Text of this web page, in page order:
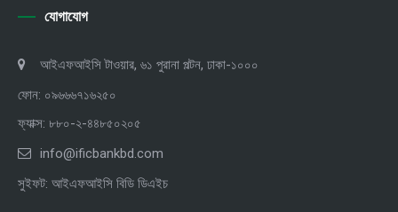
যোগাযোগ
আইএফআইসি টাওয়ার, ৬১ পুরানা পল্টন, ঢাকা-১০০০
ফোন: ০৯৬৬৬৭১৬২৫০
ফ্যাক্স: ৮৮০-২-৪৪৮৫০২০৫
info@ificbankbd.com
সুইফট: আইএফআইসি বিডি ডিএইচ